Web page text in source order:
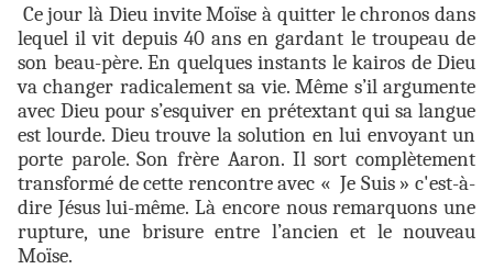
Ce jour là Dieu invite Moïse à quitter le chronos dans
lequel il vit depuis 40 ans en gardant le troupeau de
son beau-père. En quelques instants le kairos de Dieu
va changer radicalement sa vie. Même s’il argumente
avec Dieu pour s’esquiver en prétextant qui sa langue
est lourde. Dieu trouve la solution en lui envoyant un
porte parole. Son frère Aaron. Il sort complètement
transformé de cette rencontre avec « Je Suis » c'est-à-
dire Jésus lui-même. Là encore nous remarquons une
rupture, une brisure entre l’ancien et le nouveau
Moïse.